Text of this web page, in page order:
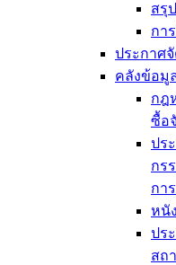
สรุ
กา
ประกาศจั
คลังข้อมู
กฎ
ซื้อ
ปร
กร
กา
หนั
ปร
สถ